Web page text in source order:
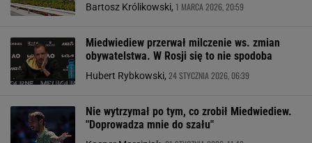
Bartosz Królikowski, 1 MARCA 2026, 20:59
Miedwiediew przerwał milczenie ws. zmian
obywatelstwa. W Rosji się to nie spodoba
Hubert Rybkowski, 24 STYCZNIA 2026, 06:39
Nie wytrzymał po tym, co zrobił Miedwiediew.
"Doprowadza mnie do szału"